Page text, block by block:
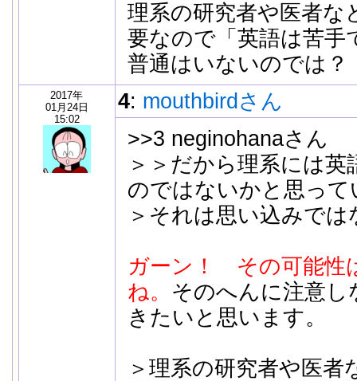
理系の研究者や医者な
要なので「英語は苦手
普通はいないのでは？
2017年
01月24日
15:02
4: mouthbirdさん
>>3 neginohanaさん
＞＞だから理系には
のではないかと思って
＞それは思い込みで
ガーン！ その可能性
ね。 そのへんに注意し
きたいと思います。
＞理系の研究者や医者